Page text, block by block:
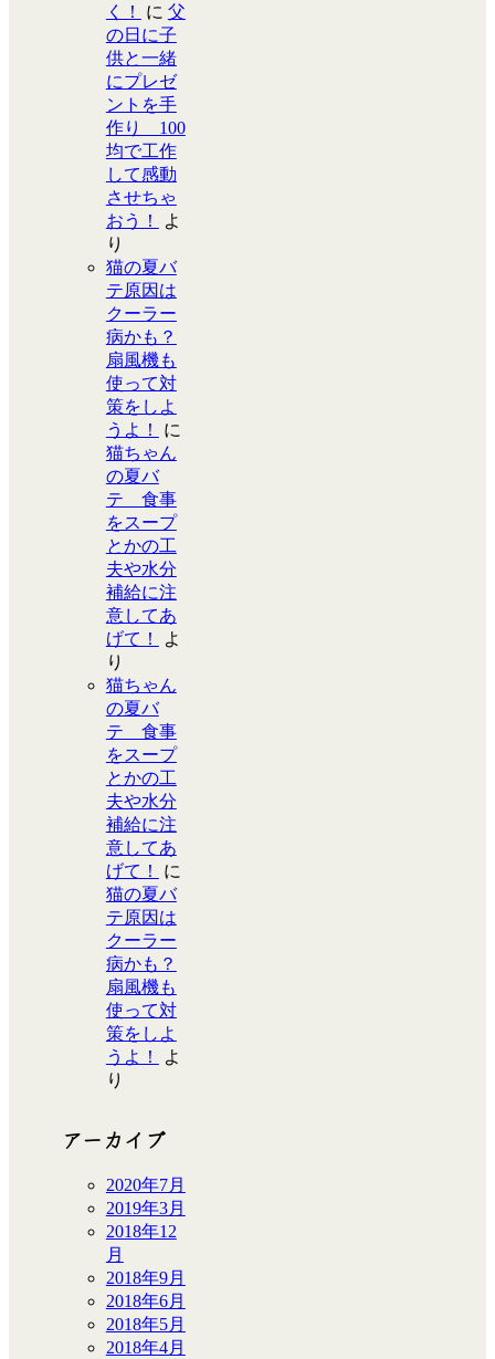
く！
に 父
の日に子
供と一緒
にプレゼ
ントを手
作り 100
均で工作
して感動
させちゃ
おう！
よ
り
猫の夏バ
テ原因は
クーラー
病かも？
扇風機も
使って対
策をしよ
うよ！
に
猫ちゃん
の夏バ
テ 食事
をスープ
とかの工
夫や水分
補給に注
意してあ
げて！
よ
り
猫ちゃん
の夏バ
テ 食事
をスープ
とかの工
夫や水分
補給に注
意してあ
げて！
に
猫の夏バ
テ原因は
クーラー
病かも？
扇風機も
使って対
策をしよ
うよ！
よ
り
アーカイブ
2020年7月
2019年3月
2018年12
月
2018年9月
2018年6月
2018年5月
2018年4月